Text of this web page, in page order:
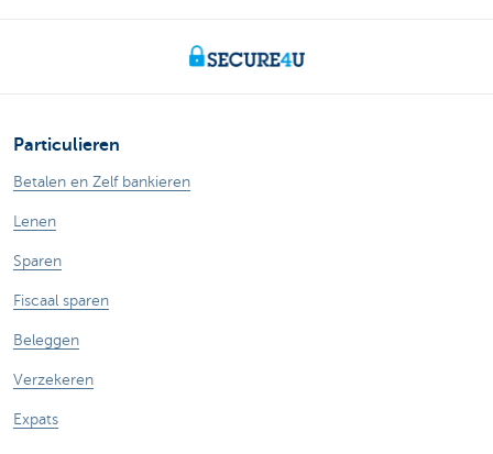
Particulieren
Betalen en Zelf bankieren
Lenen
Sparen
Fiscaal sparen
Beleggen
Verzekeren
Expats